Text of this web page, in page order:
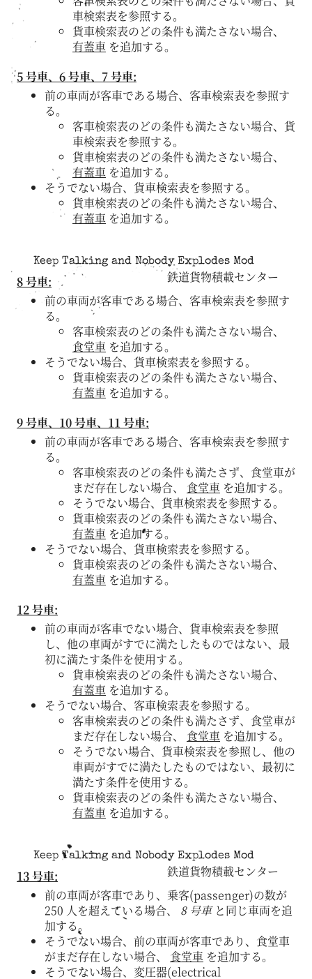
車検索表を参照する。
貨車検索表のどの条件も満たさない場合、
有蓋車 を追加する。
5 号車、6 号車、7 号車:
前の車両が客車である場合、客車検索表を参照す
る。
客車検索表のどの条件も満たさない場合、貨
車検索表を参照する。
貨車検索表のどの条件も満たさない場合、
有蓋車 を追加する。
そうでない場合、貨車検索表を参照する。
貨車検索表のどの条件も満たさない場合、
有蓋車 を追加する。
Keep Talking and Nobody Explodes Mod
鉄道貨物積載センター
8 号車:
前の車両が客車である場合、客車検索表を参照す
る。
客車検索表のどの条件も満たさない場合、
食堂車 を追加する。
そうでない場合、貨車検索表を参照する。
貨車検索表のどの条件も満たさない場合、
有蓋車 を追加する。
9 号車、10 号車、11 号車:
前の車両が客車である場合、客車検索表を参照す
る。
客車検索表のどの条件も満たさず、食堂車が
まだ存在しない場合、 食堂車 を追加する。
そうでない場合、貨車検索表を参照する。
貨車検索表のどの条件も満たさない場合、
有蓋車 を追加する。
そうでない場合、貨車検索表を参照する。
貨車検索表のどの条件も満たさない場合、
有蓋車 を追加する。
12 号車:
前の車両が客車でない場合、貨車検索表を参照
し、他の車両がすでに満たしたものではない、最
初に満たす条件を使用する。
貨車検索表のどの条件も満たさない場合、
有蓋車 を追加する。
そうでない場合、客車検索表を参照する。
客車検索表のどの条件も満たさず、食堂車が
まだ存在しない場合、 食堂車 を追加する。
そうでない場合、貨車検索表を参照し、他の
車両がすでに満たしたものではない、最初に
満たす条件を使用する。
貨車検索表のどの条件も満たさない場合、
有蓋車 を追加する。
Keep Talking and Nobody Explodes Mod
鉄道貨物積載センター
13 号車:
前の車両が客車であり、乗客(passenger)の数が
250 人を超えている場合、 8 号車と同じ車両を追
加する。
そうでない場合、前の車両が客車であり、食堂車
がまだ存在しない場合、 食堂車 を追加する。
そうでない場合、変圧器(electrical